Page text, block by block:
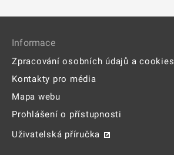
Informace
Zpracování osobních údajů a cookies
Kontakty pro média
Mapa webu
Prohlášení o přístupnosti
Uživatelská příručka